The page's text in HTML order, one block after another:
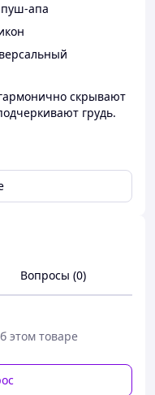
апа
скрывают
грудь.
или открытой
ощущение
клеем приятен на
кожу
танцами и
Вопросы (0)
этом товаре